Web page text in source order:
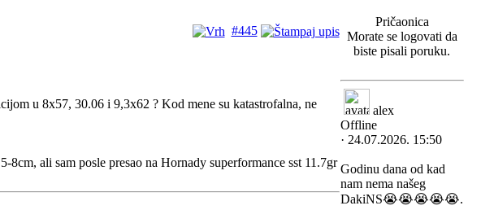
#445
u 8x57, 30.06 i 9,3x62 ? Kod mene su katastrofalna, ne
ali sam posle presao na Hornady superformance sst 11.7gr
Pričaonica
Morate se logovati da
biste pisali poruku.
alex
Offline
· 24.07.2026. 15:50
Godinu dana od kad
nam nema našeg
DakiNS😭😭😭😭😭.